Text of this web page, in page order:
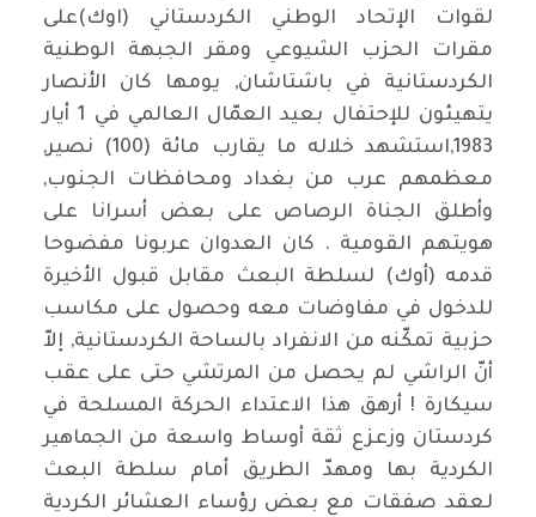
لقوات الإتحاد الوطني الكردستاني (اوك)على
مقرات الحزب الشيوعي ومقر الجبهة الوطنية
الكردستانية في باشتاشان, يومها كان الأنصار
يتهيئون للإحتفال بعيد العمّال العالمي في 1 أيار
1983,استشهد خلاله ما يقارب مائة (100) نصير,
معظمهم عرب من بغداد ومحافظات الجنوب,
وأطلق الجناة الرصاص على بعض أسرانا على
هويتهم القومية . كان العدوان عربونا مفضوحا
قدمه (أوك) لسلطة البعث مقابل قبول الأخيرة
للدخول في مفاوضات معه وحصول على مكاسب
حزبية تمكّنه من الانفراد بالساحة الكردستانية, إلاّ
أنّ الراشي لم يحصل من المرتشي حتى على عقب
سيكارة ! أرهق هذا الاعتداء الحركة المسلحة في
كردستان وزعزع ثقة أوساط واسعة من الجماهير
الكردية بها ومهدّ الطريق أمام سلطة البعث
لعقد صفقات مع بعض رؤساء العشائر الكردية